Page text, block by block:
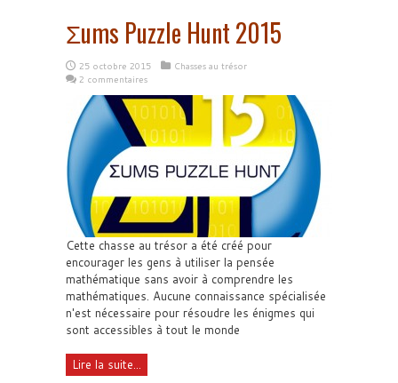
Σums Puzzle Hunt 2015
25 octobre 2015
Chasses au trésor
2 commentaires
Cette chasse au trésor a été créé pour
encourager les gens à utiliser la pensée
mathématique sans avoir à comprendre les
mathématiques. Aucune connaissance spécialisée
n'est nécessaire pour résoudre les énigmes qui
sont accessibles à tout le monde
Lire la suite...